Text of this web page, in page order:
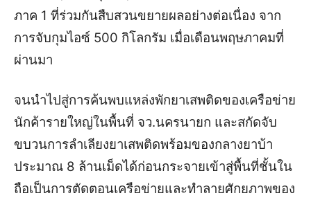
ภาค 1 ที่ร่วมกันสืบสวนขยายผลอย่างต่อเนื่อง จาก
การจับกุมไอซ์ 500 กิโลกรัม เมื่อเดือนพฤษภาคมที่
ผ่านมา
จนนำไปสู่การค้นพบแหล่งพักยาเสพติดของเครือข่าย
นักค้ารายใหญ่ในพื้นที่ จว.นครนายก และสกัดจับ
ขบวนการลำเลียงยาเสพติดพร้อมของกลางยาบ้า
ประมาณ 8 ล้านเม็ดได้ก่อนกระจายเข้าสู่พื้นที่ชั้นใน
ถือเป็นการตัดตอนเครือข่ายและทำลายศักยภาพของ